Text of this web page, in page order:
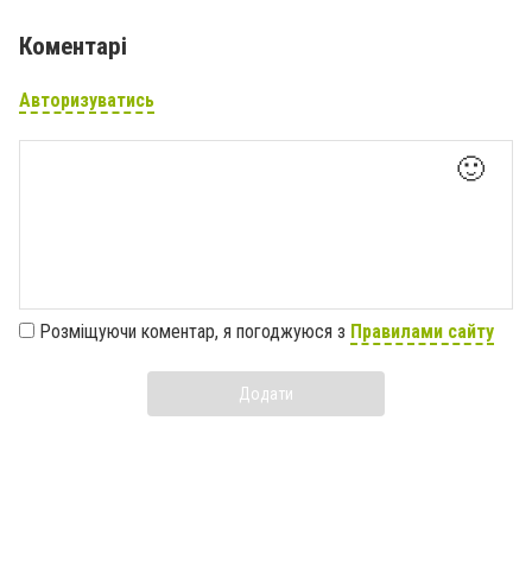
Коментарі
Авторизуватись
🙂
Розміщуючи коментар, я погоджуюся з Правилами сайту
Додати